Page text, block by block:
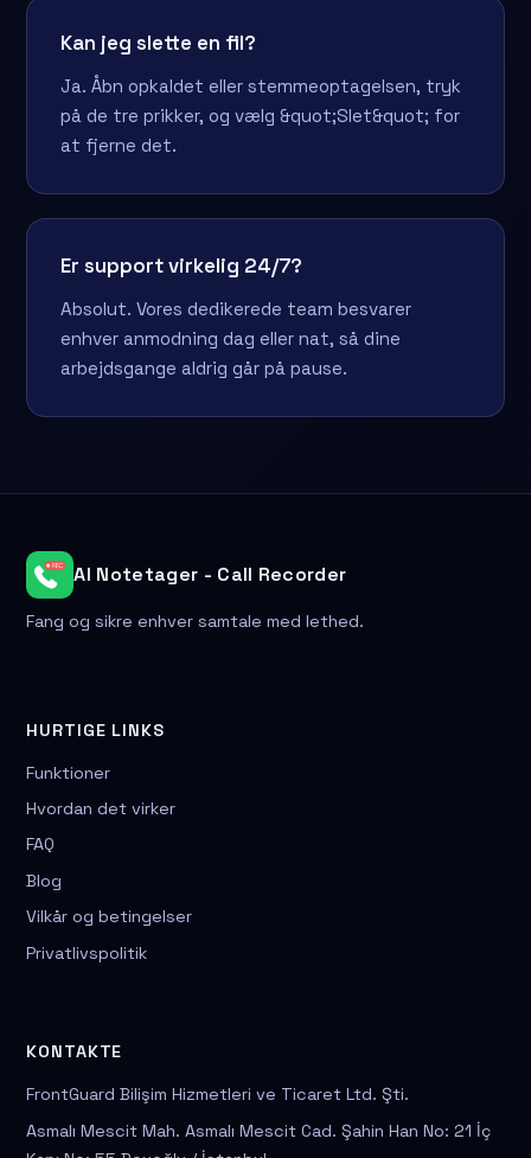
Kan jeg slette en fil?
Ja. Åbn opkaldet eller stemmeoptagelsen, tryk
på de tre prikker, og vælg &quot;Slet&quot; for
at fjerne det.
Er support virkelig 24/7?
Absolut. Vores dedikerede team besvarer
enhver anmodning dag eller nat, så dine
arbejdsgange aldrig går på pause.
AI Notetager - Call Recorder
Fang og sikre enhver samtale med lethed.
HURTIGE LINKS
Funktioner
Hvordan det virker
FAQ
Blog
Vilkår og betingelser
Privatlivspolitik
KONTAKTE
FrontGuard Bilişim Hizmetleri ve Ticaret Ltd. Şti.
Asmalı Mescit Mah. Asmalı Mescit Cad. Şahin Han No: 21 İç